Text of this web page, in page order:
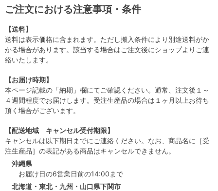
ご注文における注意事項・条件
【送料】
送料は表示価格に含まれます。ただし搬入条件により別途送料がか
かる場合があります。該当する場合はご注文後にショップよりご連
絡いたします。
【お届け時期】
本ページ記載の「納期」欄にてご確認ください。通常、注文後１～
４週間程度でお届けします。受注生産品の場合は１ヶ月以上お待ち
頂く場合がございます。
【配送地域 キャンセル受付期限】
キャンセルは以下期日までにご連絡ください。なお、商品名に［受
注生産品］の表記がある商品はキャンセルできません。
沖縄県
お届け日の6営業日前の14:00まで
北海道・東北・九州・山口県下関市